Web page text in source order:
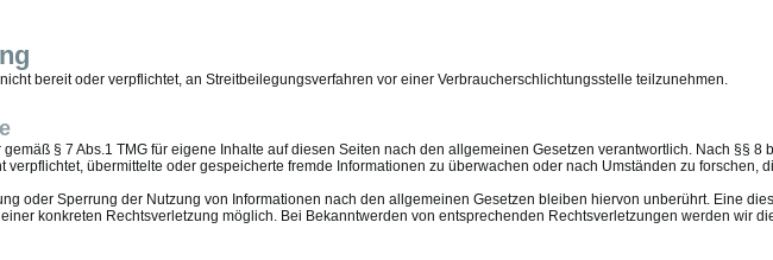
bereit oder verpflichtet, an Streitbeilegungsverfahren vor einer Verbraucherschlichtungsstelle teilzunehmen.
§ 7 Abs.1 TMG für eigene Inhalte auf diesen Seiten nach den allgemeinen Gesetzen verantwortlich. Nach §§ 8
verpflichtet, übermittelte oder gespeicherte fremde Informationen zu überwachen oder nach Umständen zu forschen,
oder Sperrung der Nutzung von Informationen nach den allgemeinen Gesetzen bleiben hiervon unberührt. Eine
konkreten Rechtsverletzung möglich. Bei Bekanntwerden von entsprechenden Rechtsverletzungen werden wir